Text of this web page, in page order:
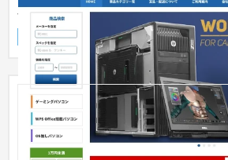
JUNK WORLD様 中古PC販売
ECサイト 家電・電子機器 101〜150万円